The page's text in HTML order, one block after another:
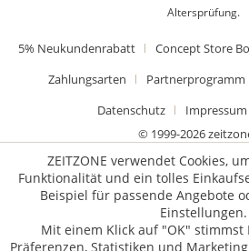
Altersprüfung.
5% Neukundenrabatt Concept Store
Zahlungsarten
Partnerprogramm
Datenschutz
Impressum
© 1999-2026
ZEITZONE verwendet Cookies,
Funktionalität und ein tolles
Beispiel für passende Angebote
Einstellungen.
Mit einem Klick auf "OK"
Präferenzen, Statistiken und